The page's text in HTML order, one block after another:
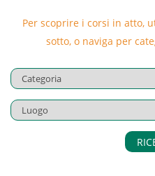
Per scoprire i corsi in atto,
sotto, o naviga per